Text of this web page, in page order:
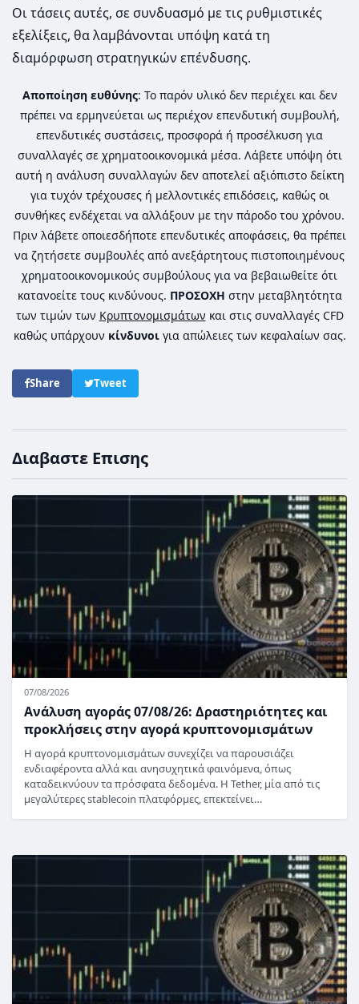
Οι τάσεις αυτές, σε συνδυασμό με τις ρυθμιστικές
εξελίξεις, θα λαμβάνονται υπόψη κατά τη
διαμόρφωση στρατηγικών επένδυσης.
Αποποίηση ευθύνης: Το παρόν υλικό δεν περιέχει και δεν
πρέπει να ερμηνεύεται ως περιέχον επενδυτική συμβουλή,
επενδυτικές συστάσεις, προσφορά ή προσέλκυση για
συναλλαγές σε χρηματοοικονομικά μέσα. Λάβετε υπόψη ότι
αυτή η ανάλυση συναλλαγών δεν αποτελεί αξιόπιστο δείκτη
για τυχόν τρέχουσες ή μελλοντικές επιδόσεις, καθώς οι
συνθήκες ενδέχεται να αλλάξουν με την πάροδο του χρόνου.
Πριν λάβετε οποιεσδήποτε επενδυτικές αποφάσεις, θα πρέπει
να ζητήσετε συμβουλές από ανεξάρτητους πιστοποιημένους
χρηματοοικονομικούς συμβούλους για να βεβαιωθείτε ότι
κατανοείτε τους κινδύνους. ΠΡΟΣΟΧΗ στην μεταβλητότητα
των τιμών των Κρυπτονομισμάτων και στις συναλλαγές CFD
καθώς υπάρχουν κίνδυνοιγια απώλειες των κεφαλαίων σας.
Share Tweet
Διαβαστε Επισης
07/08/2026
Ανάλυση αγοράς 07/08/26: Δραστηριότητες και
προκλήσεις στην αγορά κρυπτονομισμάτων
Η αγορά κρυπτονομισμάτων συνεχίζει να παρουσιάζει
ενδιαφέροντα αλλά και ανησυχητικά φαινόμενα, όπως
καταδεικνύουν τα πρόσφατα δεδομένα. Η Tether, μία από τις
μεγαλύτερες stablecoin πλατφόρμες, επεκτείνει…